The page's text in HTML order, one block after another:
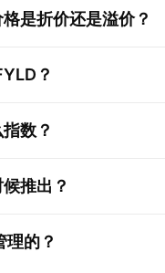
是折价还是溢价？
？
数？
推出？
理的？